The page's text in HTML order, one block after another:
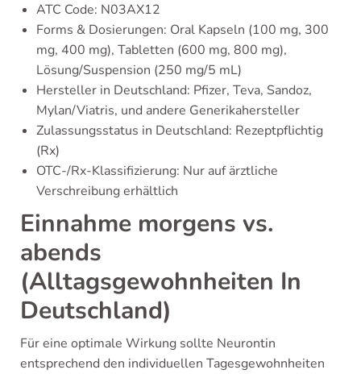
ATC Code: N03AX12
Forms & Dosierungen: Oral Kapseln (100 mg, 300
mg, 400 mg), Tabletten (600 mg, 800 mg),
Lösung/Suspension (250 mg/5 mL)
Hersteller in Deutschland: Pfizer, Teva, Sandoz,
Mylan/Viatris, und andere Generikahersteller
Zulassungsstatus in Deutschland: Rezeptpflichtig
(Rx)
OTC-/Rx-Klassifizierung: Nur auf ärztliche
Verschreibung erhältlich
Einnahme morgens vs.
abends
(Alltagsgewohnheiten In
Deutschland)
Für eine optimale Wirkung sollte Neurontin
entsprechend den individuellen Tagesgewohnheiten